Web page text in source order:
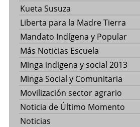
Kueta Susuza
Liberta para la Madre Tierra
Mandato Indígena y Popular
Más Noticias Escuela
Minga indigena y social 2013
Minga Social y Comunitaria
Movilización sector agrario
Noticia de Último Momento
Noticias